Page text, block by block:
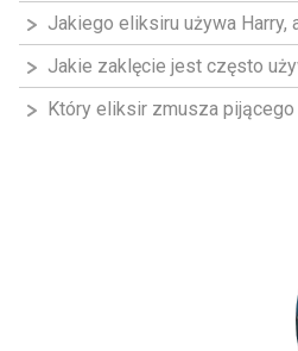
Jakiego eliksiru używa Harry,
Jakie zaklęcie jest często
Który eliksir zmusza